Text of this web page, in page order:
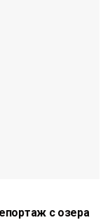
с озера